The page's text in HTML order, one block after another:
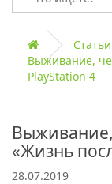
Статьи
Выживание,
PlayStation 4
«Жизнь
28.07.2019